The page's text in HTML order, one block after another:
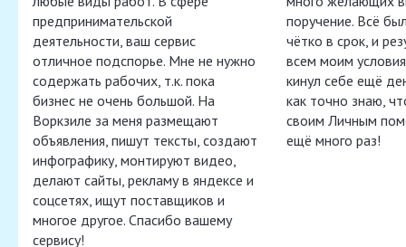
предпринимательской
деятельности, ваш сервис
отличное подспорье. Мне не нужно
содержать рабочих, т.к. пока
бизнес не очень большой. На
Воркзиле за меня размещают
объявления, пишут тексты, создают
инфографику, монтируют видео,
делают сайты, рекламу в яндексе и
соцсетях, ищут поставщиков и
многое другое. Спасибо вашему
сервису!
поручение. Всё
чётко в срок, и
всем моим
кинул себе ещё
как точно знаю,
своим Личным
ещё много раз!